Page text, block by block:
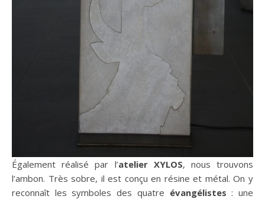
Également réalisé par l’atelier XYLOS, nous trouvons
l’ambon. Très sobre, il est conçu en résine et métal. On y
reconnaît les symboles des quatre évangélistes: une